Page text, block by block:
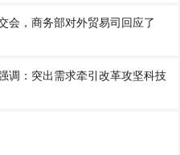
会，商务部对外贸易司回应了
调：突出需求牵引改革攻坚科技